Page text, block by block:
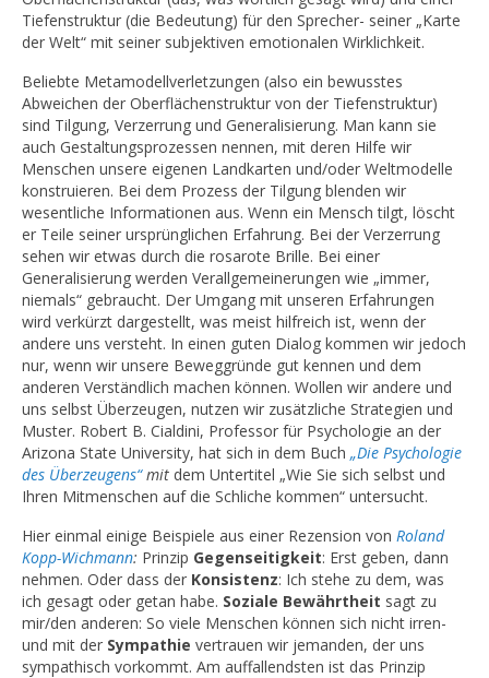
Tiefenstruktur (die Bedeutung) für den Sprecher- seiner „Karte
der Welt“ mit seiner subjektiven emotionalen Wirklichkeit.
Beliebte Metamodellverletzungen (also ein bewusstes
Abweichen der Oberflächenstruktur von der Tiefenstruktur)
sind Tilgung, Verzerrung und Generalisierung. Man kann sie
auch Gestaltungsprozessen nennen, mit deren Hilfe wir
Menschen unsere eigenen Landkarten und/oder Weltmodelle
konstruieren. Bei dem Prozess der Tilgung blenden wir
wesentliche Informationen aus. Wenn ein Mensch tilgt, löscht
er Teile seiner ursprünglichen Erfahrung. Bei der Verzerrung
sehen wir etwas durch die rosarote Brille. Bei einer
Generalisierung werden Verallgemeinerungen wie „immer,
niemals“ gebraucht. Der Umgang mit unseren Erfahrungen
wird verkürzt dargestellt, was meist hilfreich ist, wenn der
andere uns versteht. In einen guten Dialog kommen wir jedoch
nur, wenn wir unsere Beweggründe gut kennen und dem
anderen Verständlich machen können. Wollen wir andere und
uns selbst Überzeugen, nutzen wir zusätzliche Strategien und
Muster. Robert B. Cialdini, Professor für Psychologie an der
Arizona State University, hat sich in dem Buch „Die Psychologie
des Überzeugens“mit dem Untertitel „Wie Sie sich selbst und
Ihren Mitmenschen auf die Schliche kommen“ untersucht.
Hier einmal einige Beispiele aus einer Rezension von Roland
Kopp-Wichmann: Prinzip Gegenseitigkeit: Erst geben, dann
nehmen. Oder dass der Konsistenz: Ich stehe zu dem, was
ich gesagt oder getan habe. Soziale Bewährtheit sagt zu
mir/den anderen: So viele Menschen können sich nicht irren-
und mit der Sympathie vertrauen wir jemanden, der uns
sympathisch vorkommt. Am auffallendsten ist das Prinzip